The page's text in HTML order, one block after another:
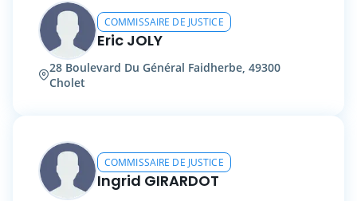
COMMISSAIRE DE JUSTICE
Eric JOLY
28 Boulevard Du Général Faidherbe, 49300
Cholet
COMMISSAIRE DE JUSTICE
Ingrid GIRARDOT